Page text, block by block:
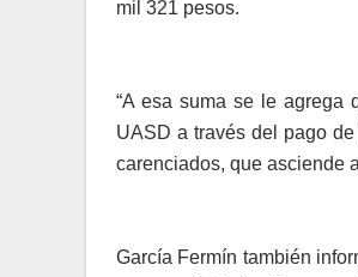
mil 321 pesos.
“A esa suma se le agrega
UASD a través del pago
carenciados, que asciende
García Fermín también